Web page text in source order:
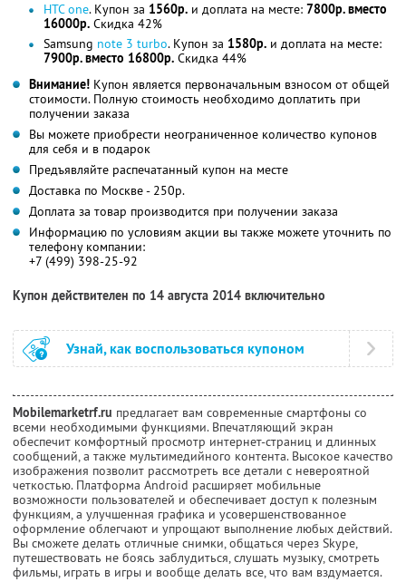
HTC one. Купон за 1560р. и доплата на месте: 7800р. вместо
16000р. Скидка 42%
Samsung note 3 turbo. Купон за 1580р. и доплата на месте:
7900р. вместо 16800р. Скидка 44%
Внимание! Купон является первоначальным взносом от общей
стоимости. Полную стоимость необходимо доплатить при
получении заказа
Вы можете приобрести неограниченное количество купонов
для себя и в подарок
Предъявляйте распечатанный купон на месте
Доставка по Москве - 250р.
Доплата за товар производится при получении заказа
Информацию по условиям акции вы также можете уточнить по
телефону компании:
+7 (499) 398-25-92
Купон действителен по 14 августа 2014 включительно
Узнай, как воспользоваться купоном
Mobilemarketrf.ru предлагает вам современные смартфоны со
всеми необходимыми функциями. Впечатляющий экран
обеспечит комфортный просмотр интернет-страниц и длинных
сообщений, а также мультимедийного контента. Высокое качество
изображения позволит рассмотреть все детали с невероятной
четкостью. Платформа Android расширяет мобильные
возможности пользователей и обеспечивает доступ к полезным
функциям, а улучшенная графика и усовершенствованное
оформление облегчают и упрощают выполнение любых действий.
Вы сможете делать отличные снимки, общаться через Skype,
путешествовать не боясь заблудиться, слушать музыку, смотреть
фильмы, играть в игры и вообще делать все, что вам вздумается.